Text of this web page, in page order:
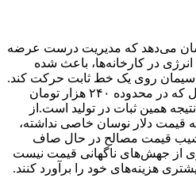
می‌دهد که مدیریت درست عرضه
در کارخانه‌ها، باعث شده
سیمان روی یک خط ثابت حرکت کند.
برای مثال، قیمت سیمان شمال که در محدوده ۲۴۰ هزار تومان
نتیجه همین ثبات در تولید است.از
دلار نوسان خاصی نداشته،
شیب قیمت مصالح در حال صاف
از جهش‌های ناگهانی قیمت نیست
هزینه‌های خود را برآورد کنند.